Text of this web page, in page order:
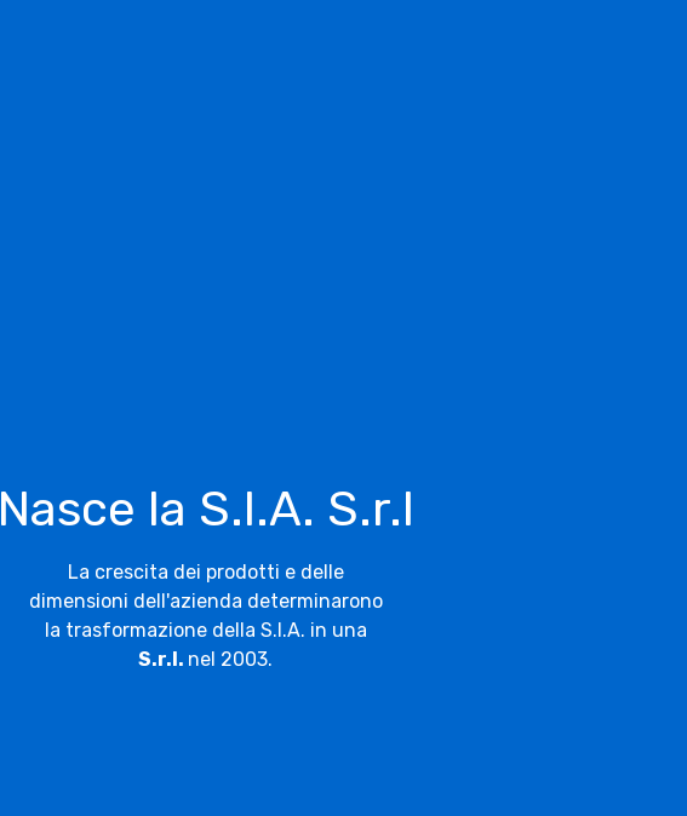
Nasce la S.I.A. S.r.l
La crescita dei prodotti e delle
dimensioni dell'azienda determinarono
la trasformazione della S.I.A. in una
S.r.l. nel 2003.